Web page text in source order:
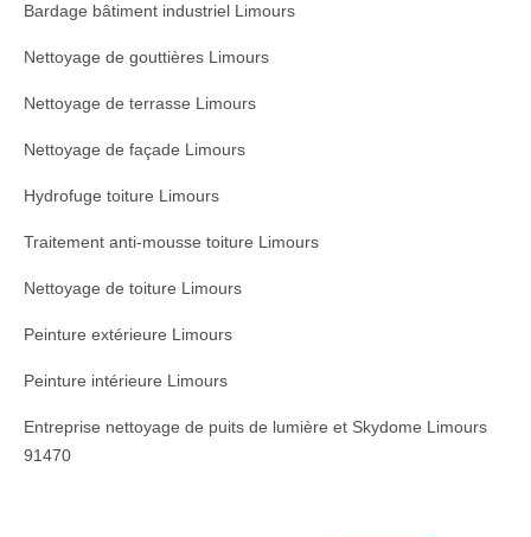
Bardage bâtiment industriel Limours
Nettoyage de gouttières Limours
Nettoyage de terrasse Limours
Nettoyage de façade Limours
Hydrofuge toiture Limours
Traitement anti-mousse toiture Limours
Nettoyage de toiture Limours
Peinture extérieure Limours
Peinture intérieure Limours
Entreprise nettoyage de puits de lumière et Skydome Limours
91470